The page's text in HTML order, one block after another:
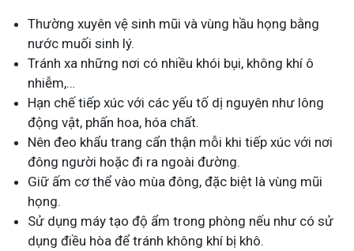
Thường xuyên vệ sinh mũi và vùng hầu họng bằng
nước muối sinh lý.
Tránh xa những nơi có nhiều khói bụi, không khí ô
nhiễm,…
Hạn chế tiếp xúc với các yếu tố dị nguyên như lông
động vật, phấn hoa, hóa chất.
Nên đeo khẩu trang cẩn thận mỗi khi tiếp xúc với nơi
đông người hoặc đi ra ngoài đường.
Giữ ấm cơ thể vào mùa đông, đặc biệt là vùng mũi
họng.
Sử dụng máy tạo độ ẩm trong phòng nếu như có sử
dụng điều hòa để tránh không khí bị khô.